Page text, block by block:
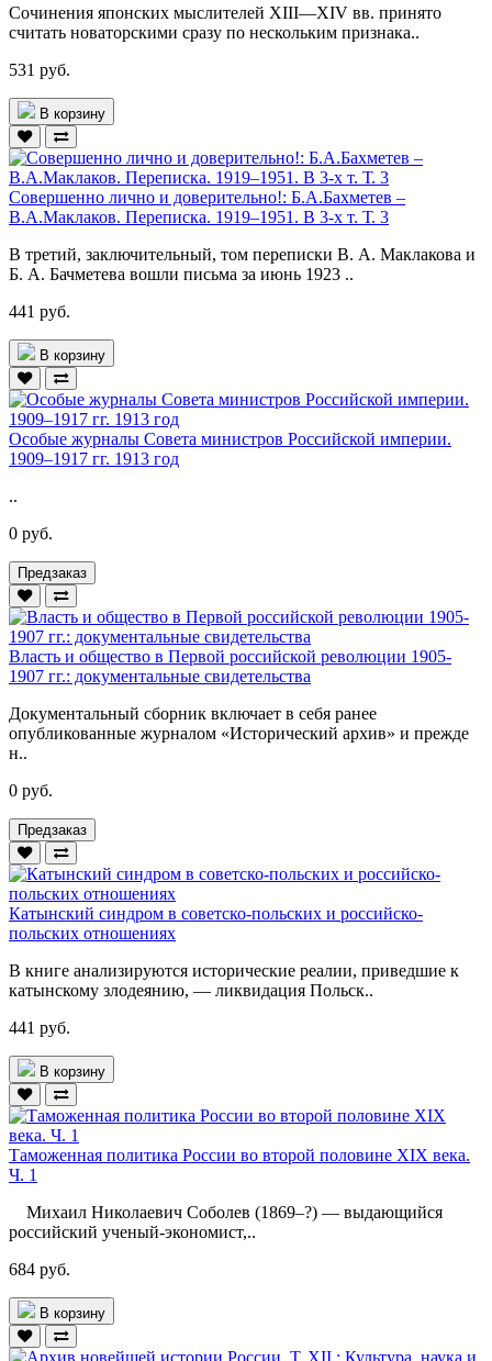
Сочинения японских мыслителей XIII—XIV вв. принято
считать новаторскими сразу по нескольким признака..
531 руб.
В корзину
Совершенно лично и доверительно!: Б.А.Бахметев –
В.А.Маклаков. Переписка. 1919–1951. В 3-х т. Т. 3
В третий, заключительный, том переписки В. А. Маклакова и
Б. А. Бачметева вошли письма за июнь 1923 ..
441 руб.
В корзину
Особые журналы Совета министров Российской империи.
1909–1917 гг. 1913 год
..
0 руб.
Предзаказ
Власть и общество в Первой российской революции 1905-
1907 гг.: документальные свидетельства
Документальный сборник включает в себя ранее
опубликованные журналом «Исторический архив» и прежде
н..
0 руб.
Предзаказ
Катынский синдром в советско-польских и российско-
польских отношениях
В книге анализируются исторические реалии, приведшие к
катынскому злодеянию, — ликвидация Польск..
441 руб.
В корзину
Таможенная политика России во второй половине XIX века.
Ч. 1
Михаил Николаевич Соболев (1869–?) — выдающийся
российский ученый-экономист,..
684 руб.
В корзину